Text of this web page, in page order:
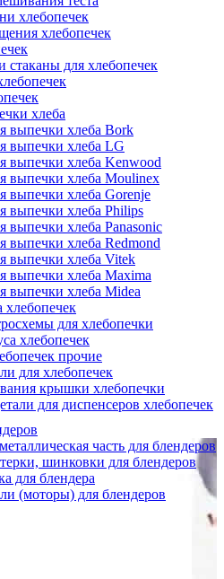
хлебопечек
хлебопечек
для хлебопечек
хлеба
выпечки хлеба Bork
выпечки хлеба LG
выпечки хлеба Kenwood
выпечки хлеба Moulinex
выпечки хлеба Gorenje
выпечки хлеба Philips
выпечки хлеба Panasonic
выпечки хлеба Redmond
выпечки хлеба Vitek
выпечки хлеба Maxima
выпечки хлеба Midea
для хлебопечки
хлебопечек
прочие
для хлебопечек
крышки хлебопечки
для диспенсеров хлебопечек
часть для блендеров
шинковки для блендеров
для блендера
(моторы) для блендеров